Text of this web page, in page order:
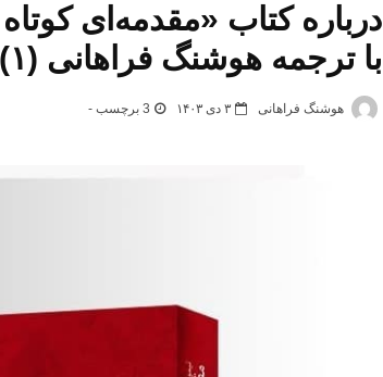
درباره کتاب «مقدمه‌ای
با ترجمه هوشنگ فراهانی (۱)
هوشنگ فراهانی ۳ دی ۱۴۰۳ 3 برچسب -